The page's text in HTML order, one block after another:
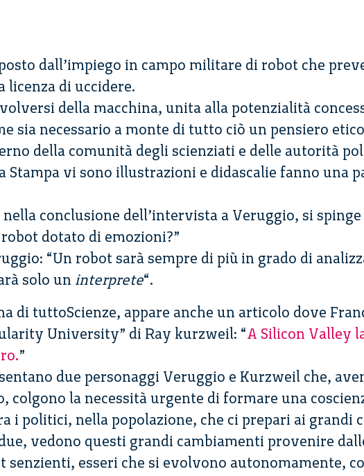
dall’impiego in campo militare di robot che
licenza di uccidere.
della macchina, unita alla potenzialità
sia necessario a monte di tutto ciò un pensiero
della comunità degli scienziati e delle autorità
Stampa vi sono illustrazioni e didascalie fanno una
conclusione dell’intervista a Veruggio, si spinge
dotato di emozioni?”
“Un robot sarà sempre di più in grado di
solo un interprete“.
di tuttoScienze, appare anche un articolo dove
University” di Ray kurzweil: “A Silicon Valley
”
due personaggi Veruggio e Kurzweil che,
colgono la necessità urgente di formare una
i politici, nella popolazione, che ci prepari ai grandi
vedono questi grandi cambiamenti provenire
senzienti, esseri che si evolvono autonomamente,